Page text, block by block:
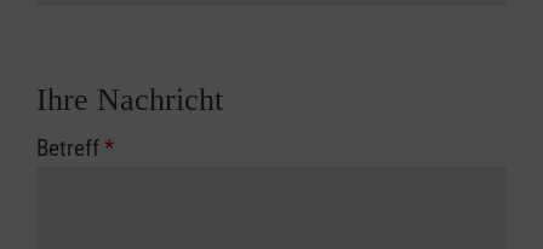
Ihre Nachricht
Betreff*